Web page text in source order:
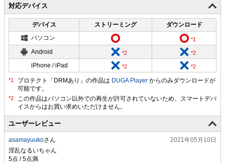
対応デバイス
デバイス ストリーミング
ダウンロード
パソコン
Android
iPhone / iPad
プロテクト「DRMあり」の作品は DUGA Player からのみダウンロードが
可能です。
ユーザーレビュー
asamayuukoさん
2021年05月10日
淫乱なるいちゃん